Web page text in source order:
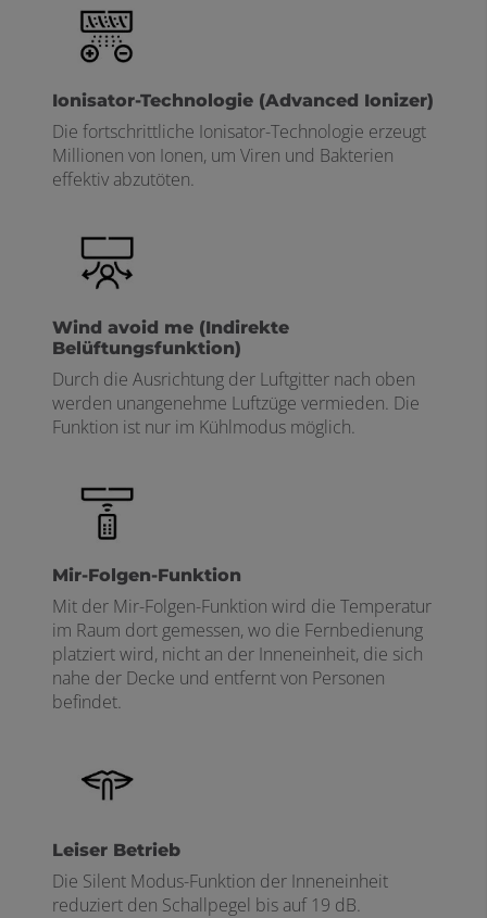
Ionisator-Technologie (Advanced Ionizer)
Die fortschrittliche Ionisator-Technologie erzeugt
Millionen von Ionen, um Viren und Bakterien
effektiv abzutöten.
Wind avoid me (Indirekte
Belüftungsfunktion)
Durch die Ausrichtung der Luftgitter nach oben
werden unangenehme Luftzüge vermieden. Die
Funktion ist nur im Kühlmodus möglich.
Mir-Folgen-Funktion
Mit der Mir-Folgen-Funktion wird die Temperatur
im Raum dort gemessen, wo die Fernbedienung
platziert wird, nicht an der Inneneinheit, die sich
nahe der Decke und entfernt von Personen
befindet.
Leiser Betrieb
Die Silent Modus-Funktion der Inneneinheit
reduziert den Schallpegel bis auf 19 dB.